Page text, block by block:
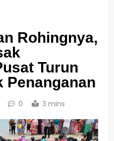
Rohingnya,
Turun
Penanganan
0 3 mins